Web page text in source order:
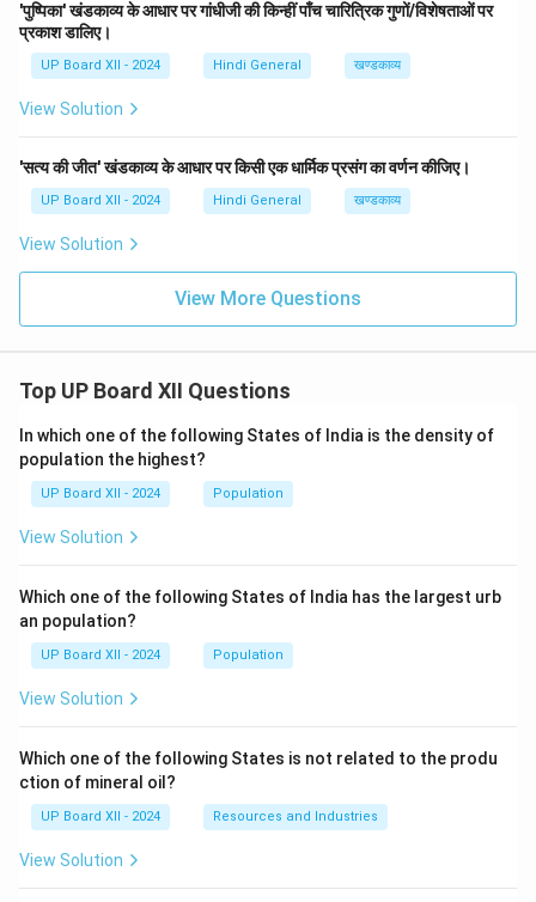
'पुष्पिका' खंडकाव्य के आधार पर गांधीजी की किन्हीं पाँच चारित्रिक गुणों/विशेषताओं पर
प्रकाश डालिए।
UP Board XII - 2024 Hindi General खण्डकाव्य
View Solution
'सत्य की जीत' खंडकाव्य के आधार पर किसी एक धार्मिक प्रसंग का वर्णन कीजिए।
UP Board XII - 2024 Hindi General खण्डकाव्य
View Solution
View More Questions
Top UP Board XII Questions
In which one of the following States of India is the density of
population the highest?
UP Board XII - 2024 Population
View Solution
Which one of the following States of India has the largest urb
an population?
UP Board XII - 2024 Population
View Solution
Which one of the following States is not related to the produ
ction of mineral oil?
UP Board XII - 2024 Resources and Industries
View Solution